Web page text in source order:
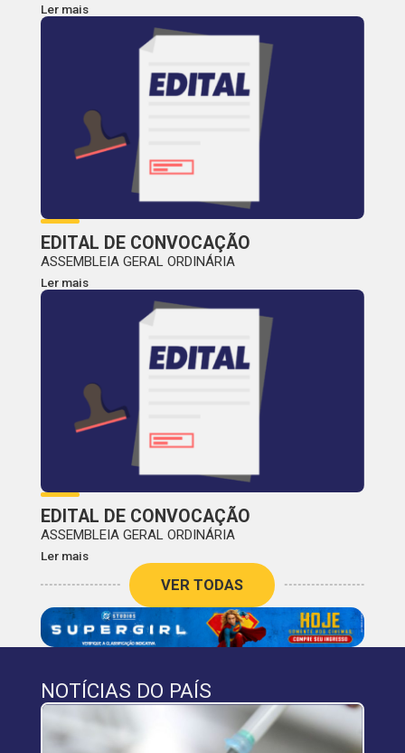
Ler mais
EDITAL DE CONVOCAÇÃO
ASSEMBLEIA GERAL ORDINÁRIA
Ler mais
EDITAL DE CONVOCAÇÃO
ASSEMBLEIA GERAL ORDINÁRIA
Ler mais
VER TODAS
NOTÍCIAS DO PAÍS